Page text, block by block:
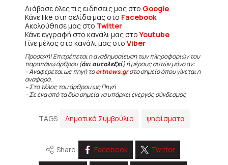
Διάβασε όλες τις ειδήσεις μας στο Google
Κάνε like στη σελίδα μας στο Facebook
Ακολούθησε μας στο Twitter
Κάνε εγγραφή στο κανάλι μας στοYoutube
Γίνε μέλος στο κανάλι μας στο Viber
Προσοχή! Επιτρέπεται η αναδημοσίευση των πληροφοριών του
παραπάνω άρθρου (όχι αυτολεξεί) ή μέρους αυτών μόνο αν:
– Αναφέρεται ως πηγή τοertnews.grστο σημείο όπου γίνεται η
αναφορά.
– Στο τέλος του άρθρου ως Πηγή
– Σε ένα από τα δύο σημεία να υπάρχει ενεργός σύνδεσμος
TAGS Δημοτικό Συμβούλιο ψηφίσματα
Share Facebook Twitter